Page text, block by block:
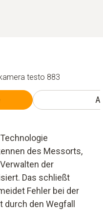
testo 883
des Messorts,
der
Das schließt
Fehler bei der
durch den Wegfall